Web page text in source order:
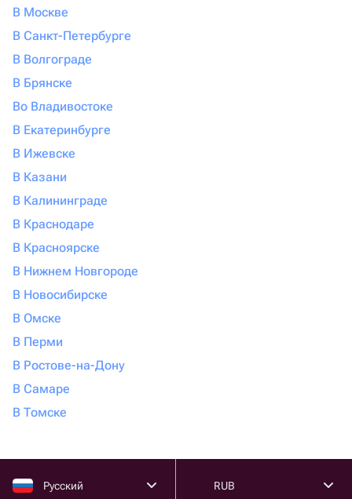
В Москве
В Санкт-Петербурге
В Волгограде
В Брянске
Во Владивостоке
В Екатеринбурге
В Ижевске
В Казани
В Калининграде
В Краснодаре
В Красноярске
В Нижнем Новгороде
В Новосибирске
В Омске
В Перми
В Ростове-на-Дону
В Самаре
В Томске
Русский RUB